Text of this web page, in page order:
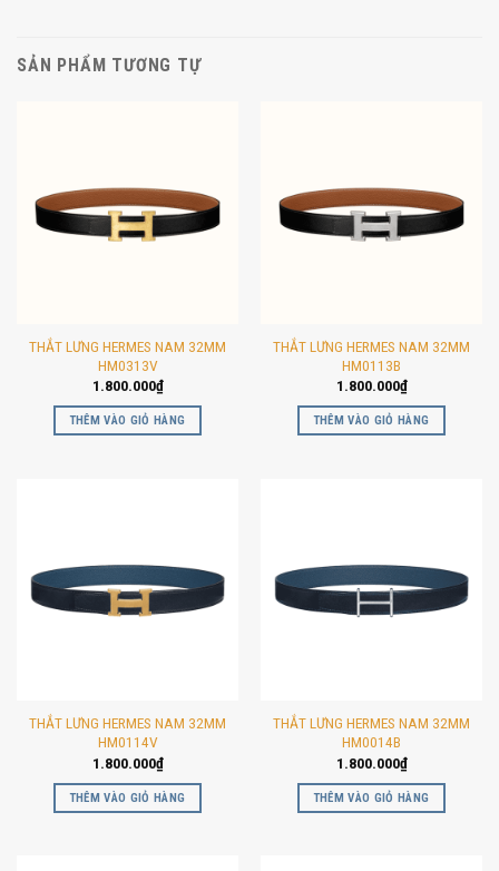
SẢN PHẨM TƯƠNG TỰ
THẮT LƯNG HERMES NAM 32MM
HM0313V
1.800.000₫
THÊM VÀO GIỎ HÀNG
THẮT LƯNG HERMES NAM 32MM
HM0113B
1.800.000₫
THÊM VÀO GIỎ HÀNG
THẮT LƯNG HERMES NAM 32MM
HM0114V
1.800.000₫
THÊM VÀO GIỎ HÀNG
THẮT LƯNG HERMES NAM 32MM
HM0014B
1.800.000₫
THÊM VÀO GIỎ HÀNG